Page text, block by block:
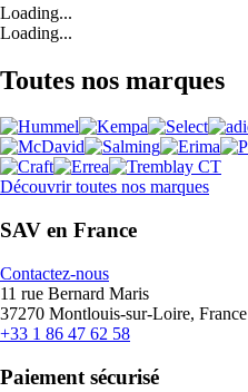
Loading...
Loading...
Toutes nos marques
Découvrir toutes nos marques
SAV en France
Contactez-nous
11 rue Bernard Maris
37270 Montlouis-sur-Loire, France
+33 1 86 47 62 58
Paiement sécurisé